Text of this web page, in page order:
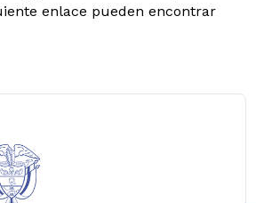
enlace pueden encontrar